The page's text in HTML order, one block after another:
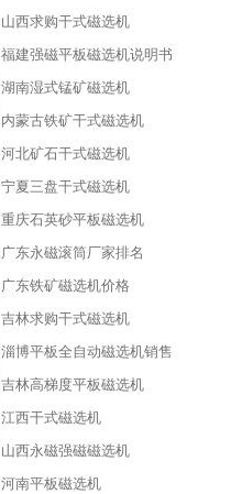
山西求购干式磁选机
福建强磁平板磁选机说明书
湖南湿式锰矿磁选机
内蒙古铁矿干式磁选机
河北矿石干式磁选机
宁夏三盘干式磁选机
重庆石英砂平板磁选机
广东永磁滚筒厂家排名
广东铁矿磁选机价格
吉林求购干式磁选机
淄博平板全自动磁选机销售
吉林高梯度平板磁选机
江西干式磁选机
山西永磁强磁磁选机
河南平板磁选机